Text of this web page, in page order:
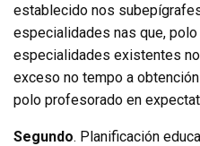
establecido nos
especialidades nas que,
especialidades existentes
exceso no tempo a
polo profesorado en
Segundo. Planificación